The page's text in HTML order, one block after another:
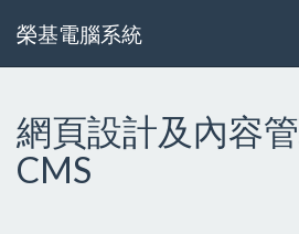
榮基電腦系統
網頁設計及內容
CMS